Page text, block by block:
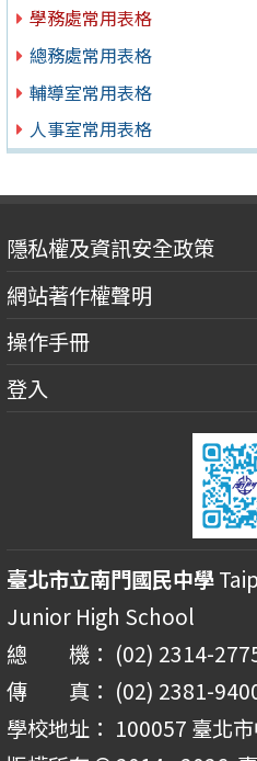
學務處常用表格
總務處常用表格
輔導室常用表格
人事室常用表格
隱私權及資訊安全政策
網站著作權聲明
操作手冊
登入
臺北市立南門國民中學
Junior High School
總 機： (02) 2314-
傳 真： (02) 2381-
學校地址： 100057 臺北